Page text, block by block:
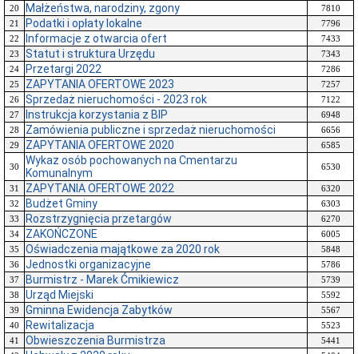
20
Małżeństwa, narodziny, zgony
7810
21
Podatki i opłaty lokalne
7796
22
Informacje z otwarcia ofert
7433
23
Statut i struktura Urzędu
7343
24
Przetargi 2022
7286
25
ZAPYTANIA OFERTOWE 2023
7257
26
Sprzedaż nieruchomości - 2023 rok
7122
27
Instrukcja korzystania z BIP
6948
28
Zamówienia publiczne i sprzedaż nieruchomości
6656
29
ZAPYTANIA OFERTOWE 2020 6585
30
Wykaz osób pochowanych na Cmentarzu
Komunalnym
6530
31 ZAPYTANIA OFERTOWE 2022
6320
32
Budżet Gminy
6303
33
Rozstrzygnięcia przetargów
6270
34
ZAKOŃCZONE
6005
35
Oświadczenia majątkowe za 2020 rok
5848
36
Jednostki organizacyjne
5786
37
Burmistrz - Marek Ćmikiewicz
5739
38
Urząd Miejski
5592
39
Gminna Ewidencja Zabytków
5567
40
Rewitalizacja
5523
41
Obwieszczenia Burmistrza
5441